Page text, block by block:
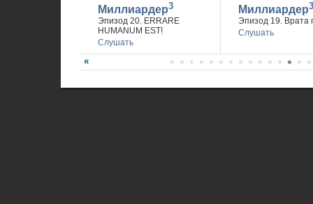
Миллиардер3
Эпизод 20. ERRARE
HUMANUM EST!
Слушать
Миллиардер3
Эпизод 19. Врата
Слушать